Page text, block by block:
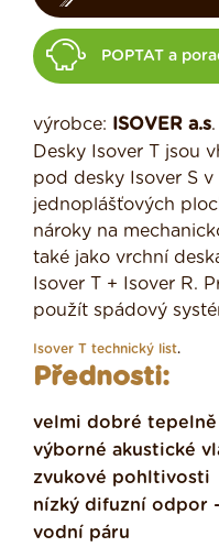
POPTAT a
výrobce: ISOVER a.s.
Desky Isover T jsou
pod desky Isover S
jednoplášťových
nároky na
také jako vrchní
Isover T + Isover R.
použít spádový
Isover T technický list.
Přednosti:
velmi dobré
výborné akustické
zvukové pohltivosti
nízký difuzní odpor
vodní páru